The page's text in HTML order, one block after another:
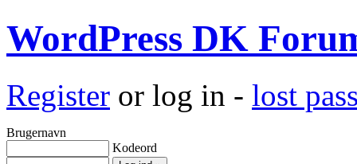
WordPress DK
Register or log in - lost
Brugernavn
Kodeord